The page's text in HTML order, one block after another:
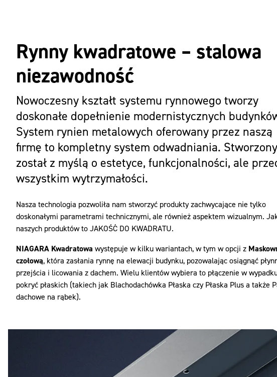
Rynny kwadratowe – stalowa
niezawodność
Nowoczesny kształt systemu rynnowego tworzy
doskonałe dopełnienie modernistycznych
System rynien metalowych oferowany przez naszą
firmę to kompletny system odwadniania. Stworzony
został z myślą o estetyce, funkcjonalności, ale
wszystkim wytrzymałości.
Nasza technologia pozwoliła nam stworzyć produkty zachwycające nie tylko
doskonałymi parametrami technicznymi, ale również aspektem wizualnym.
naszych produktów to JAKOŚĆ DO KWADRATU.
NIAGARA Kwadratowa występuje w kilku wariantach, w tym w opcji z
czołową, która zasłania rynnę na elewacji budynku, pozowalając osiągnąć
przejścia i licowania z dachem. Wielu klientów wybiera to płączenie w
pokryć płaskich (takiech jak Blachodachówka Płaska czy Płaska Plus a także
dachowe na rąbek).